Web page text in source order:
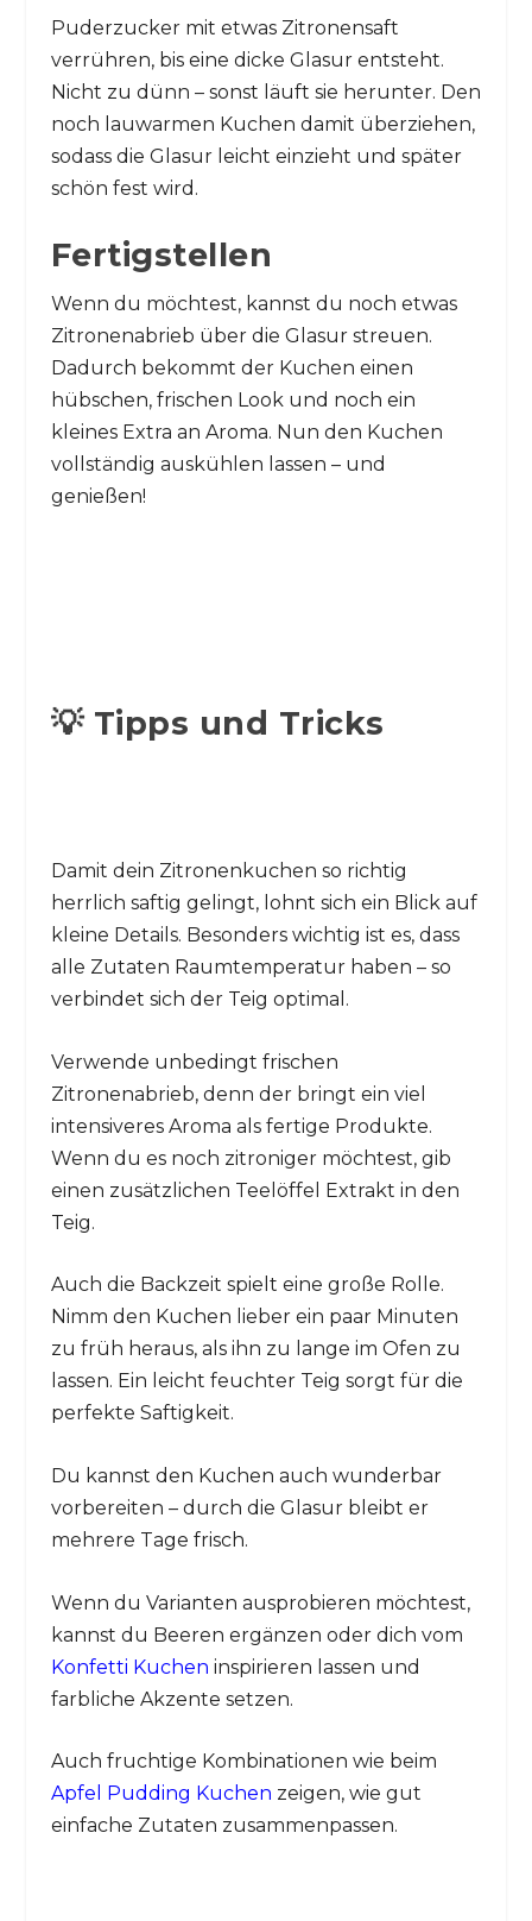
Puderzucker mit etwas Zitronensaft
verrühren, bis eine dicke Glasur entsteht.
Nicht zu dünn – sonst läuft sie herunter. Den
noch lauwarmen Kuchen damit überziehen,
sodass die Glasur leicht einzieht und später
schön fest wird.
Fertigstellen
Wenn du möchtest, kannst du noch etwas
Zitronenabrieb über die Glasur streuen.
Dadurch bekommt der Kuchen einen
hübschen, frischen Look und noch ein
kleines Extra an Aroma. Nun den Kuchen
vollständig auskühlen lassen – und
genießen!
💡 Tipps und Tricks
Damit dein Zitronenkuchen so richtig
herrlich saftig gelingt, lohnt sich ein Blick auf
kleine Details. Besonders wichtig ist es, dass
alle Zutaten Raumtemperatur haben – so
verbindet sich der Teig optimal.
Verwende unbedingt frischen
Zitronenabrieb, denn der bringt ein viel
intensiveres Aroma als fertige Produkte.
Wenn du es noch zitroniger möchtest, gib
einen zusätzlichen Teelöffel Extrakt in den
Teig.
Auch die Backzeit spielt eine große Rolle.
Nimm den Kuchen lieber ein paar Minuten
zu früh heraus, als ihn zu lange im Ofen zu
lassen. Ein leicht feuchter Teig sorgt für die
perfekte Saftigkeit.
Du kannst den Kuchen auch wunderbar
vorbereiten – durch die Glasur bleibt er
mehrere Tage frisch.
Wenn du Varianten ausprobieren möchtest,
kannst du Beeren ergänzen oder dich vom
Konfetti Kuchen inspirieren lassen und
farbliche Akzente setzen.
Auch fruchtige Kombinationen wie beim
Apfel Pudding Kuchen zeigen, wie gut
einfache Zutaten zusammenpassen.